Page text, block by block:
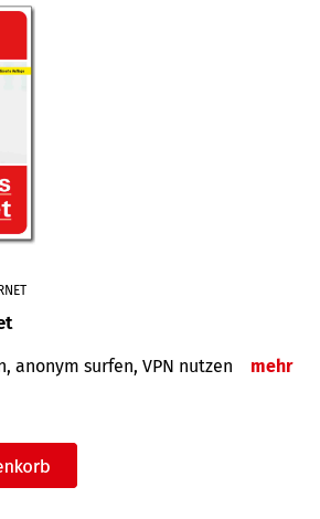
anonym surfen, VPN nutzen mehr